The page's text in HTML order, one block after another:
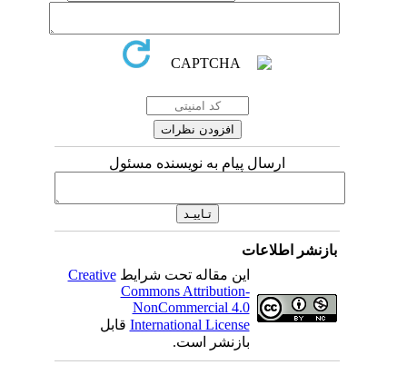
ارسال پیام به نویسنده مسئول
بازنشر اطلاعات
این مقاله تحت شرایطCreative
Commons Attribution-
NonCommercial 4.0
International Licenseقابل
بازنشر است.